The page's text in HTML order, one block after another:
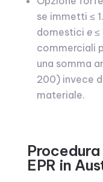
se immetti ≤
domestici e≤
commerciali
una somma
200) invece
materiale.
EPR in